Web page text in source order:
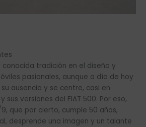
conocida tradición en el diseño y
pasionales, aunque a día de hoy
ausencia y se centre, casi en
sus versiones del FIAT 500. Por eso,
que por cierto, cumple 50 años,
desprende una imagen y un talante